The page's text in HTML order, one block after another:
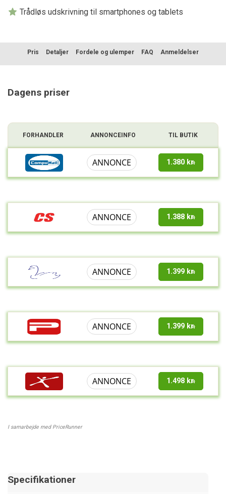
Trådløs udskrivning til smartphones og tablets
Pris Detaljer Fordele og ulemper FAQ Anmeldelser
Dagens priser
FORHANDLER ANNONCEINFO TIL BUTIK
ANNONCE 1.380 kr.
ANNONCE 1.388 kr.
ANNONCE 1.399 kr.
ANNONCE 1.399 kr.
ANNONCE 1.498 kr.
I samarbejde med PriceRunner
Specifikationer